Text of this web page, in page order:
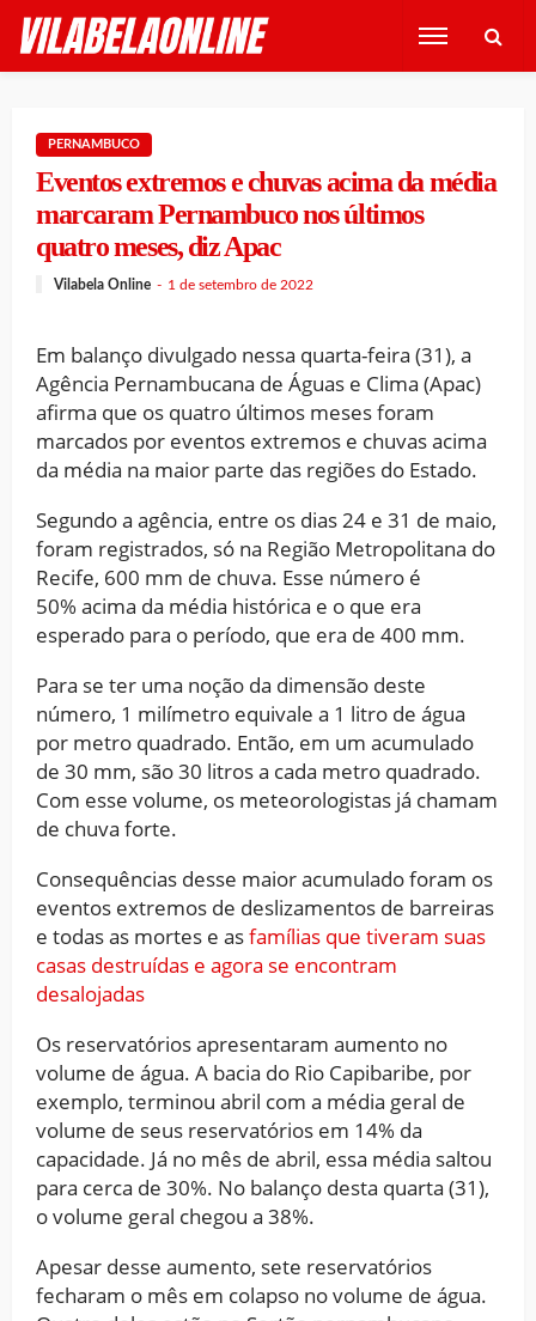
PERNAMBUCO
Eventos extremos e chuvas acima da média
marcaram Pernambuco nos últimos
quatro meses, diz Apac
Vilabela Online 1 de setembro de 2022
Em balanço divulgado nessa quarta-feira (31), a
Agência Pernambucana de Águas e Clima (Apac)
afirma que os quatro últimos meses foram
marcados por eventos extremos e chuvas acima
da média na maior parte das regiões do Estado.
Segundo a agência, entre os dias 24 e 31 de maio,
foram registrados, só na Região Metropolitana do
Recife, 600 mm de chuva. Esse número é
50% acima da média histórica e o que era
esperado para o período, que era de 400 mm.
Para se ter uma noção da dimensão deste
número, 1 milímetro equivale a 1 litro de água
por metro quadrado. Então, em um acumulado
de 30 mm, são 30 litros a cada metro quadrado.
Com esse volume, os meteorologistas já chamam
de chuva forte.
Consequências desse maior acumulado foram os
eventos extremos de deslizamentos de barreiras
e todas as mortes e asfamílias que tiveram suas
casas destruídas e agora se encontram
desalojadas
Os reservatórios apresentaram aumento no
volume de água. A bacia do Rio Capibaribe, por
exemplo, terminou abril com a média geral de
volume de seus reservatórios em 14% da
capacidade. Já no mês de abril, essa média saltou
para cerca de 30%. No balanço desta quarta (31),
o volume geral chegou a 38%.
Apesar desse aumento, sete reservatórios
fecharam o mês em colapso no volume de água.